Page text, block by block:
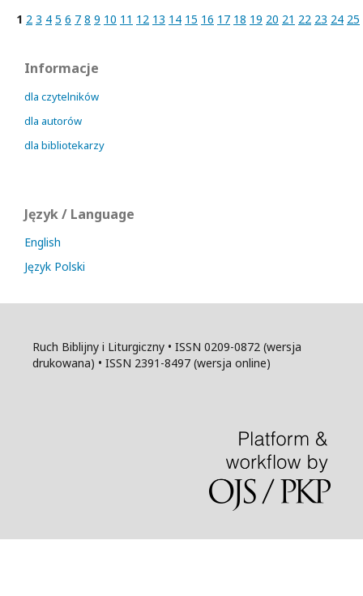
1 2 3 4 5 6 7 8 9 10 11 12 13 14 15 16 17 18 19 20 21 22 23 24 25
Informacje
dla czytelników
dla autorów
dla bibliotekarzy
Język / Language
English
Język Polski
Ruch Biblijny i Liturgiczny • ISSN 0209-0872 (wersja
drukowana) • ISSN 2391-8497 (wersja online)